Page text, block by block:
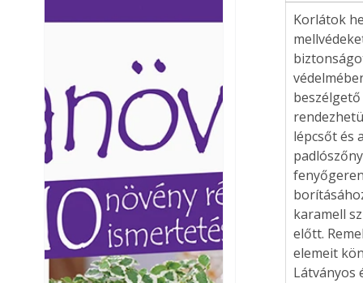
Ezermester
Laptapir kényelmes
Korlátok
lépcsőt és
karamell
előtt.
elemeit
Látványos